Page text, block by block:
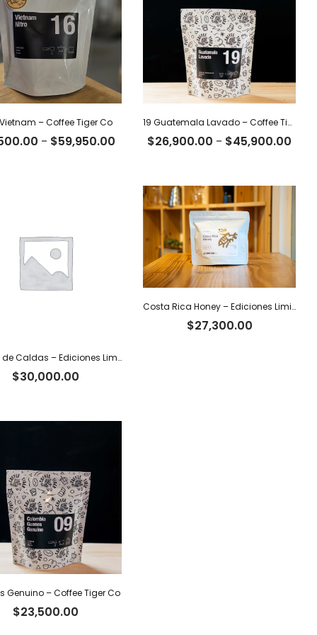
– Coffee Tiger Co
- $59,950.00 Rango
desde
$18,500.00
hasta
$59,950.00
19 Guatemala Lavado – Coffee Tiger Co
$26,900.00 - $45,900.00
Geisha de Caldas – Ediciones Limitadas Tiger
$30,000.00
Costa Rica Honey – Ediciones Limitadas Tiger
$27,300.00
Genuino – Coffee Tiger Co
$23,500.00